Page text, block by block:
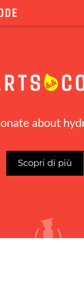
about
Scopri di più